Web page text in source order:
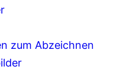
zum Abzeichnen